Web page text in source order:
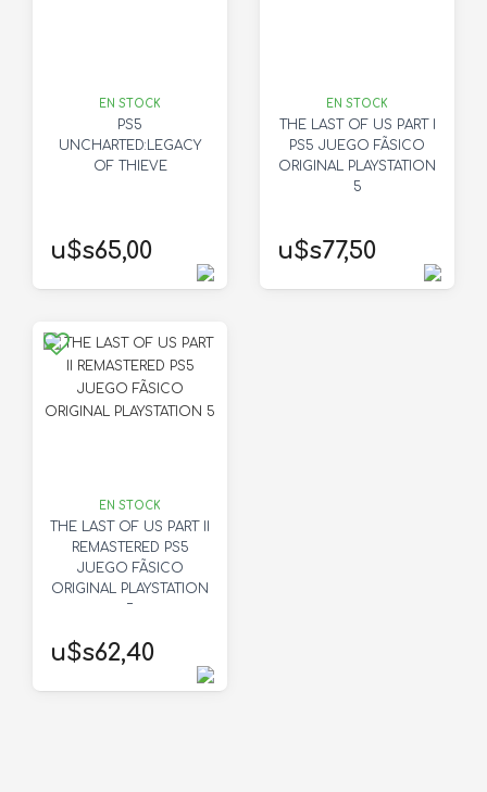
EN STOCK
PS5
UNCHARTED:LEGACY
OF THIEVE
u$s65,00
EN STOCK
THE LAST OF US PART I
PS5 JUEGO FÃSICO
ORIGINAL PLAYSTATION
5
u$s77,50
EN STOCK
THE LAST OF US PART II
REMASTERED PS5
JUEGO FÃSICO
ORIGINAL PLAYSTATION
u$s62,40